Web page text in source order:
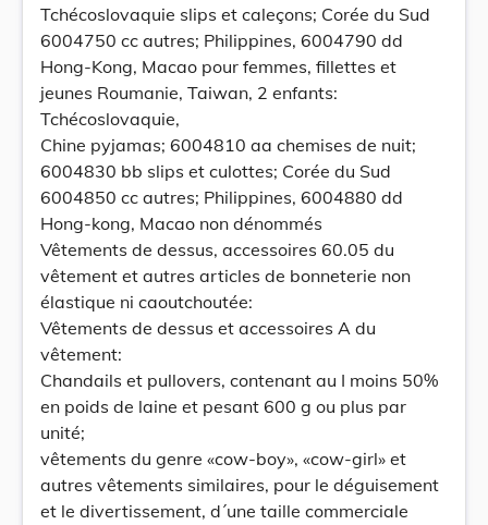
Tchécoslovaquie slips et caleçons; Corée du Sud
6004750 cc autres; Philippines, 6004790 dd
Hong-Kong, Macao pour femmes, fillettes et
jeunes Roumanie, Taiwan, 2 enfants:
Tchécoslovaquie,
Chine pyjamas; 6004810 aa chemises de nuit;
6004830 bb slips et culottes; Corée du Sud
6004850 cc autres; Philippines, 6004880 dd
Hong-kong, Macao non dénommés
Vêtements de dessus, accessoires 60.05 du
vêtement et autres articles de bonneterie non
élastique ni caoutchoutée:
Vêtements de dessus et accessoires A du
vêtement:
Chandails et pullovers, contenant au I moins 50%
en poids de laine et pesant 600 g ou plus par
unité;
vêtements du genre «cow-boy», «cow-girl» et
autres vêtements similaires, pour le déguisement
et le divertissement, d´une taille commerciale